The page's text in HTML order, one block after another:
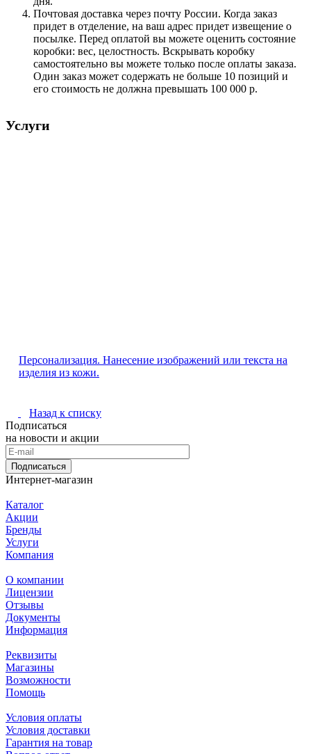
Почтовая доставка через почту России. Когда заказ
придет в отделение, на ваш адрес придет извещение о
посылке. Перед оплатой вы можете оценить состояние
коробки: вес, целостность. Вскрывать коробку
самостоятельно вы можете только после оплаты заказа.
Один заказ может содержать не больше 10 позиций и
его стоимость не должна превышать 100 000 р.
Услуги
Персонализация. Нанесение изображений или текста на
изделия из кожи.
Назад к списку
Подписаться
на новости и акции
Подписаться
Интернет-магазин
Каталог
Акции
Бренды
Услуги
Компания
О компании
Лицензии
Отзывы
Документы
Информация
Реквизиты
Магазины
Возможности
Помощь
Условия оплаты
Условия доставки
Гарантия на товар